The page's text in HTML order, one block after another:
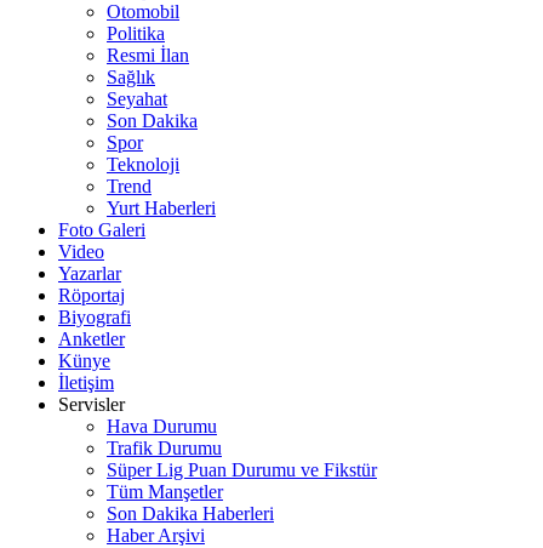
Otomobil
Politika
Resmi İlan
Sağlık
Seyahat
Son Dakika
Spor
Teknoloji
Trend
Yurt Haberleri
Foto Galeri
Video
Yazarlar
Röportaj
Biyografi
Anketler
Künye
İletişim
Servisler
Hava Durumu
Trafik Durumu
Süper Lig Puan Durumu ve Fikstür
Tüm Manşetler
Son Dakika Haberleri
Haber Arşivi